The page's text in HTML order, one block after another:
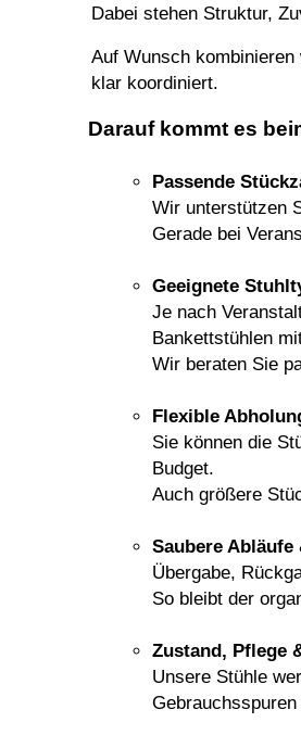
Dabei stehen Struktur,
Auf Wunsch
klar koordiniert.
Darauf kommt es
Passende
Wir unterstützen
Gerade bei
Geeignete
Je nach
Bankettstühlen
Wir beraten Sie
Flexible
Sie können die
Budget.
Auch größere
Saubere
Übergabe,
So bleibt der
Zustand, Pflege
Unsere Stühle